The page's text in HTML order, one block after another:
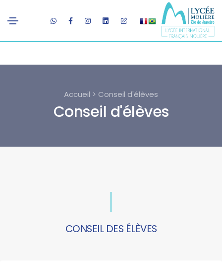
Accueil > Conseil d'élèves
Conseil d'élèves
CONSEIL DES ÉLÈVES